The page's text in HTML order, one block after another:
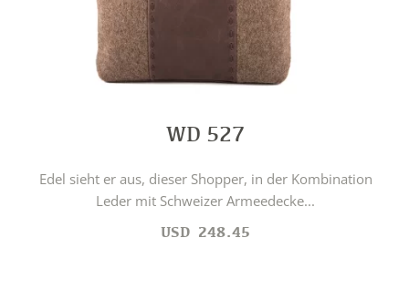
WD 527
Edel sieht er aus, dieser Shopper, in der Kombination
Leder mit Schweizer Armeedecke...
USD 248.45